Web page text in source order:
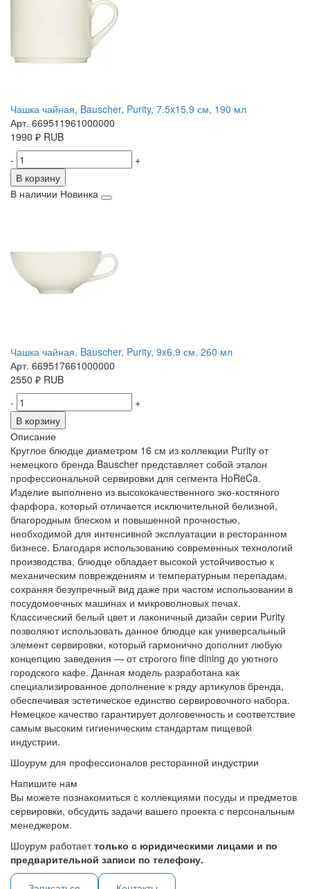
Чашка чайная, Bauscher, Purity, 7.5x15.9 см, 190 мл
Арт. 669511961000000
1990 ₽ RUB
-
+
В корзину
В наличии Новинка
Чашка чайная, Bauscher, Purity, 9x6.9 см, 260 мл
Арт. 669517661000000
2550 ₽ RUB
-
+
В корзину
Описание
Круглое блюдце диаметром 16 см из коллекции Purity от
немецкого бренда Bauscher представляет собой эталон
профессиональной сервировки для сегмента HoReCa.
Изделие выполнено из высококачественного эко-костяного
фарфора, который отличается исключительной белизной,
благородным блеском и повышенной прочностью,
необходимой для интенсивной эксплуатации в ресторанном
бизнесе. Благодаря использованию современных технологий
производства, блюдце обладает высокой устойчивостью к
механическим повреждениям и температурным перепадам,
сохраняя безупречный вид даже при частом использовании в
посудомоечных машинах и микроволновых печах.
Классический белый цвет и лаконичный дизайн серии Purity
позволяют использовать данное блюдце как универсальный
элемент сервировки, который гармонично дополнит любую
концепцию заведения — от строгого fine dining до уютного
городского кафе. Данная модель разработана как
специализированное дополнение к ряду артикулов бренда,
обеспечивая эстетическое единство сервировочного набора.
Немецкое качество гарантирует долговечность и соответствие
самым высоким гигиеническим стандартам пищевой
индустрии.
Шоурум для профессионалов ресторанной индустрии
Напишите нам
Вы можете познакомиться с коллекциями посуды и предметов
сервировки, обсудить задачи вашего проекта с персональным
менеджером.
Шоурум работаеттолько с юридическими лицами и по
предварительной записи по телефону.